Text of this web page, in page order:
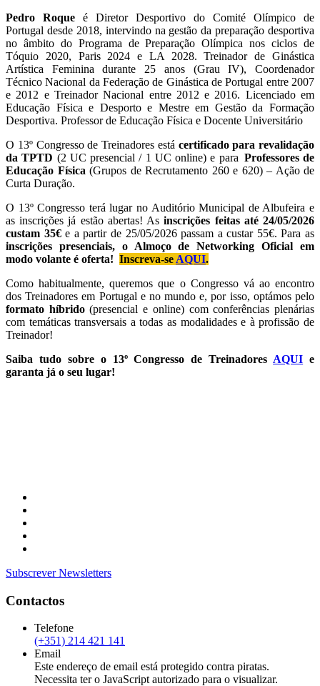
Pedro Roque é Diretor Desportivo do Comité Olímpico de
Portugal desde 2018, intervindo na gestão da preparação desportiva
no âmbito do Programa de Preparação Olímpica nos ciclos de
Tóquio 2020, Paris 2024 e LA 2028. Treinador de Ginástica
Artística Feminina durante 25 anos (Grau IV), Coordenador
Técnico Nacional da Federação de Ginástica de Portugal entre 2007
e 2012 e Treinador Nacional entre 2012 e 2016. Licenciado em
Educação Física e Desporto e Mestre em Gestão da Formação
Desportiva. Professor de Educação Física e Docente Universitário
O 13º Congresso de Treinadores está certificado para revalidação
da TPTD (2 UC presencial / 1 UC online) e para Professores de
Educação Física (Grupos de Recrutamento 260 e 620) – Ação de
Curta Duração.
O 13º Congresso terá lugar no Auditório Municipal de Albufeira e
as inscrições já estão abertas! Asinscrições feitas até 24/05/2026
custam 35€e a partir de 25/05/2026 passam a custar 55€. Para as
inscrições presenciais, o Almoço de Networking Oficial em
modo volante é oferta! Inscreva-se AQUI.
Como habitualmente, queremos que o Congresso vá ao encontro
dos Treinadores em Portugal e no mundo e, por isso, optámos pelo
formato híbrido(presencial e online) com conferências plenárias
com temáticas transversais a todas as modalidades e à profissão de
Treinador!
Saiba tudo sobre o 13º Congresso de Treinadores AQUI e
garanta já o seu lugar!
Subscrever Newsletters
Contactos
Telefone
(+351) 214 421 141
Email
Este endereço de email está protegido contra piratas.
Necessita ter o JavaScript autorizado para o visualizar.